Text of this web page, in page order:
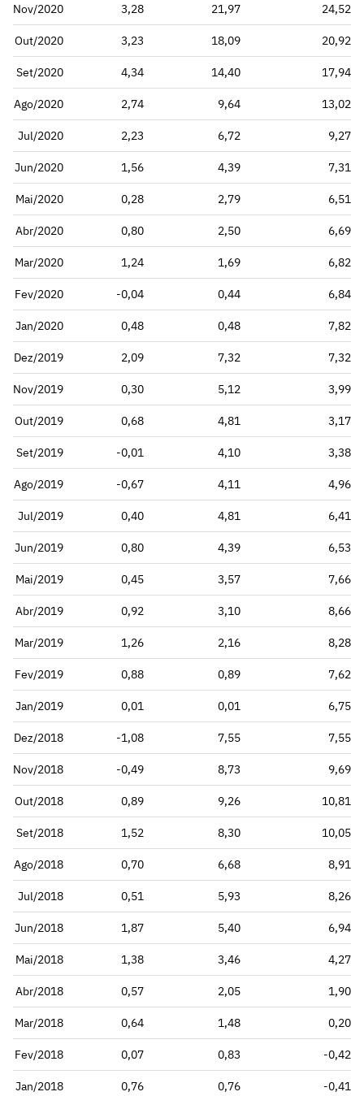
Nov/2020 3,28 21,97 24,52
Out/2020 3,23 18,09 20,92
Set/2020 4,34 14,40 17,94
Ago/2020 2,74 9,64 13,02
Jul/2020 2,23 6,72 9,27
Jun/2020 1,56 4,39 7,31
Mai/2020 0,28 2,79 6,51
Abr/2020 0,80 2,50 6,69
Mar/2020 1,24 1,69 6,82
Fev/2020 -0,04 0,44 6,84
Jan/2020 0,48 0,48 7,82
Dez/2019 2,09 7,32 7,32
Nov/2019 0,30 5,12 3,99
Out/2019 0,68 4,81 3,17
Set/2019 -0,01 4,10 3,38
Ago/2019 -0,67 4,11 4,96
Jul/2019 0,40 4,81 6,41
Jun/2019 0,80 4,39 6,53
Mai/2019 0,45 3,57 7,66
Abr/2019 0,92 3,10 8,66
Mar/2019 1,26 2,16 8,28
Fev/2019 0,88 0,89 7,62
Jan/2019 0,01 0,01 6,75
Dez/2018 -1,08 7,55 7,55
Nov/2018 -0,49 8,73 9,69
Out/2018 0,89 9,26 10,81
Set/2018 1,52 8,30 10,05
Ago/2018 0,70 6,68 8,91
Jul/2018 0,51 5,93 8,26
Jun/2018 1,87 5,40 6,94
Mai/2018 1,38 3,46 4,27
Abr/2018 0,57 2,05 1,90
Mar/2018 0,64 1,48 0,20
Fev/2018 0,07 0,83 -0,42
Jan/2018 0,76 0,76 -0,41